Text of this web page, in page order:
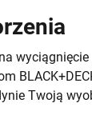
wyciągnięcie
Twoją